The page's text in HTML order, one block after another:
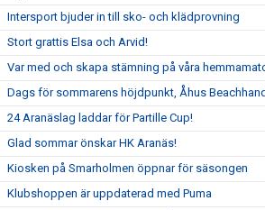
Intersport bjuder in till sko- och klädprovning
Stort grattis Elsa och Arvid!
Var med och skapa stämning på våra
Dags för sommarens höjdpunkt, Åhus
24 Aranäslag laddar för Partille Cup!
Glad sommar önskar HK Aranäs!
Kiosken på Smarholmen öppnar för säsongen
Klubshoppen är uppdaterad med Puma